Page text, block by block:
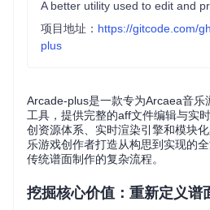
A better utility used to edit and
项目地址： https://gitcode.com/
plus
Arcade-plus是一款专为Arcaea音乐
工具，提供完整的aff文件编辑与实
创资源体系、实时渲染引擎和模块
乐游戏创作者打造从构思到实现的
传统谱面制作的复杂流程。
挖掘核心价值：重新定义谱